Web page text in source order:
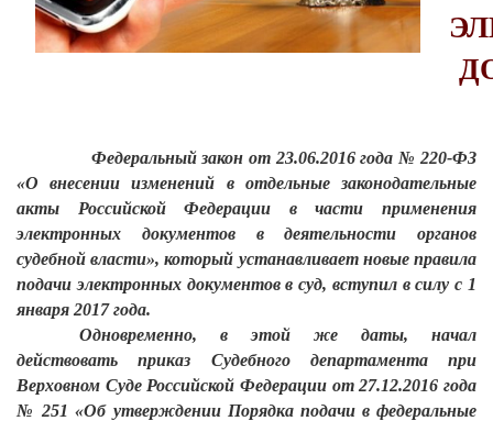
Федеральный закон от 23.06.2016 года № 220-ФЗ
«О внесении изменений в отдельные законодательные
акты Российской Федерации в части применения
электронных документов в деятельности органов
судебной власти», который устанавливает новые правила
подачи электронных документов в суд, вступил в силу с 1
января 2017 года.
Одновременно, в этой же даты, начал
действовать приказ Судебного департамента при
Верховном Суде Российской Федерации от 27.12.2016 года
№ 251 «Об утверждении Порядка подачи в федеральные